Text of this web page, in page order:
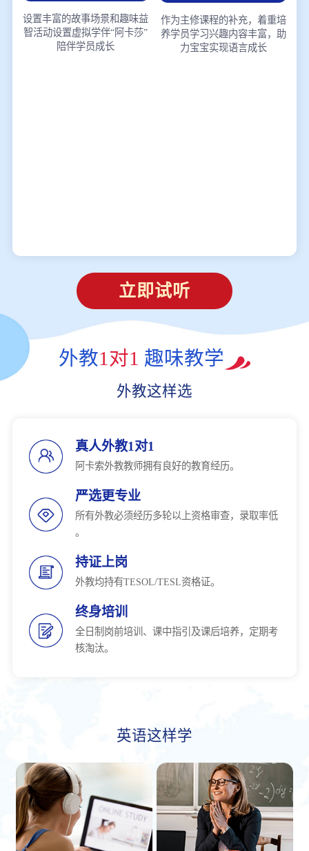
设置丰富的故事场景和趣味益
智活动设置虚拟学伴“阿卡莎”
陪伴学员成长
作为主修课程的补充，着重培
养学员学习兴趣内容丰富，助
力宝宝实现语言成长
立即试听
外教1对1 趣味教学
外教这样选
真人外教1对1
阿卡索外教教师拥有良好的教育经历。
严选更专业
所有外教必须经历多轮以上资格审查，录取率低
。
持证上岗
外教均持有TESOL/TESL资格证。
终身培训
全日制岗前培训、课中指引及课后培养，定期考
核淘汰。
英语这样学